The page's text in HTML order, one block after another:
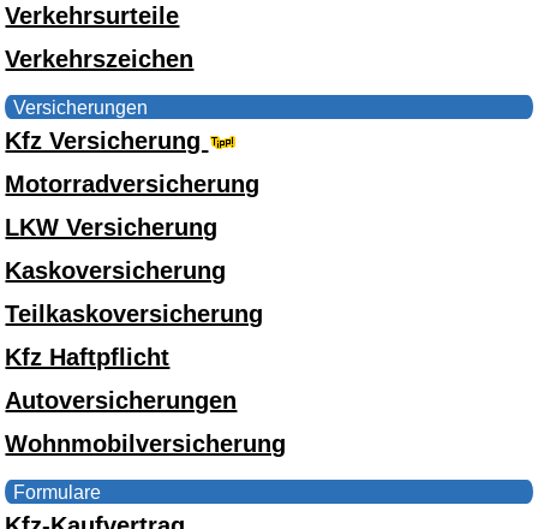
Verkehrsurteile
Verkehrszeichen
Versicherungen
Kfz Versicherung
Motorradversicherung
LKW Versicherung
Kaskoversicherung
Teilkaskoversicherung
Kfz Haftpflicht
Autoversicherungen
Wohnmobilversicherung
Formulare